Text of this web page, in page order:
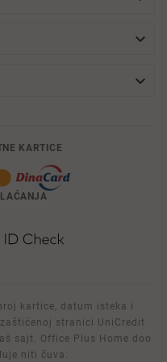


KARTICE
kartice, datum isteka i
stranici UniCredit
sajt. Office Plus Home doo
niti čuva.